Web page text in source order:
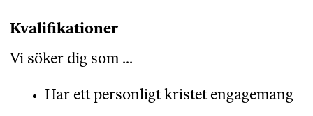
Kvalifikationer
Vi söker dig som ...
Har ett personligt kristet engagemang